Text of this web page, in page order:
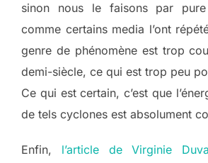
sinon nous le faisons par
comme certains media l’ont
genre de phénomène est trop
demi-siècle, ce qui est trop peu
Ce qui est certain, c’est que
de tels cyclones est absolument
Enfin, l’article de Virginie